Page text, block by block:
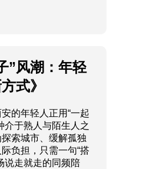
”风潮：年轻
式》
的年轻人正用“一起
介于熟人与陌生人之
索城市、缓解孤独
负担，只需一句“搭
说走就走的同频陪